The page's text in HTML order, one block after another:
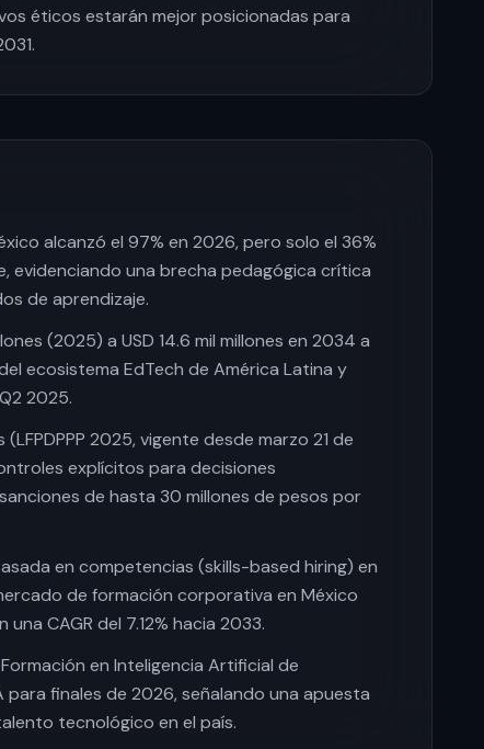
éticos estarán mejor posicionadas para
alcanzó el 97% en 2026, pero solo el 36%
evidenciando una brecha pedagógica crítica
de aprendizaje.
(2025) a USD 14.6 mil millones en 2034 a
ecosistema EdTech de América Latina y
2025.
2025, vigente desde marzo 21 de
explícitos para decisiones
de hasta 30 millones de pesos por
en competencias (skills-based hiring) en
de formación corporativa en México
una CAGR del 7.12% hacia 2033.
en Inteligencia Artificial de
finales de 2026, señalando una apuesta
tecnológico en el país.